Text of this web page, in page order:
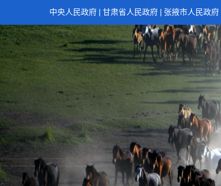
中央人民政府 甘肃省人民政府 张掖市人民政府